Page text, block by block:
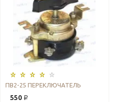
ПВ2-25 ПЕРЕКЛЮЧАТЕЛЬ
550 ₽